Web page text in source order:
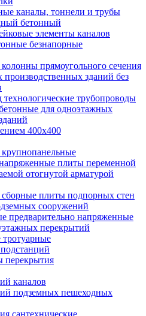
каналы, тоннели и трубы
бетонный
элементы каналов
безнапорные
прямоугольного сечения
производственных зданий без
трубопроводы
для одноэтажных
400х400
плиты переменной
отогнутой арматурой
плиты подпорных стен
сооружений
предварительно напряженные
перекрытий
перекрытия
каналов
подземных пешеходных
сантехнические